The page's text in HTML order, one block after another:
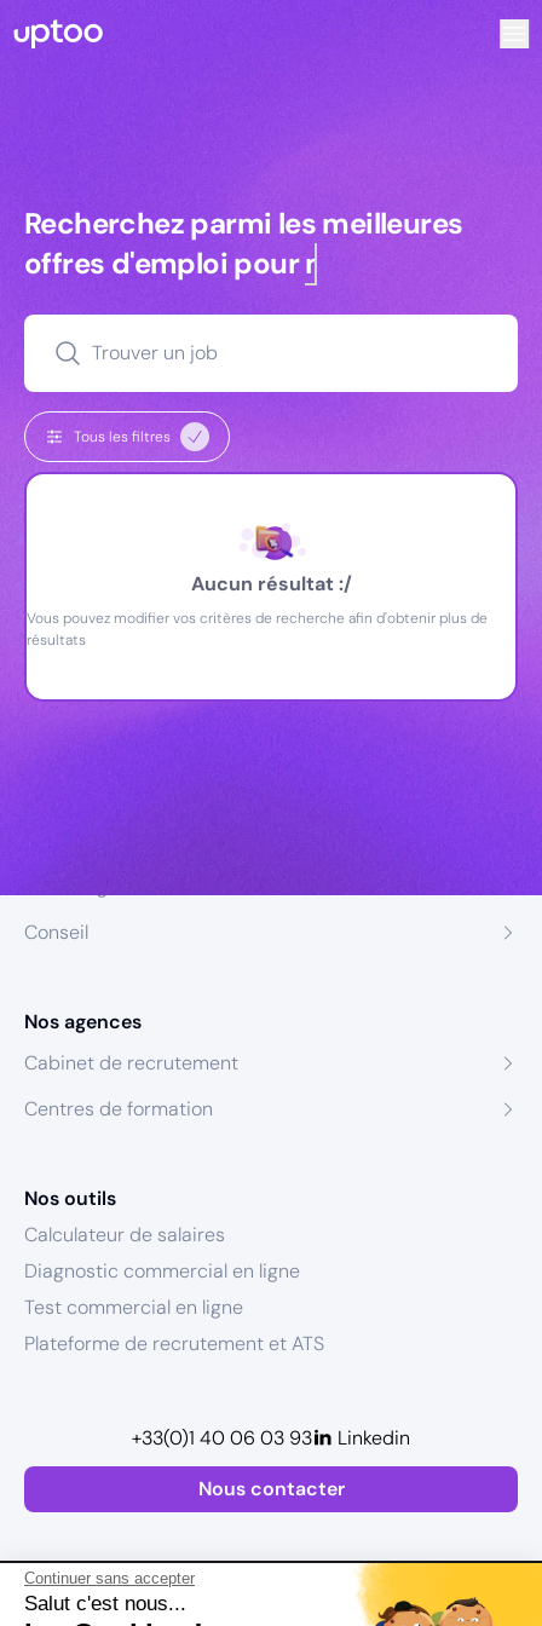
Continuer sans accepter
Salut c'est nous...
Recherchez parmi les meilleures
Recherchez parmi les meilleures
offres d'emploi pourmanagers
Trouver un job
Tous les filtres
Aucun résultat :/
Vous pouvez modifier vos critères de recherche afin d'obtenir plus de
résultats
Conseil
Nos agences
Cabinet de recrutement
Centres de formation
Nos outils
Calculateur de salaires
Diagnostic commercial en ligne
Test commercial en ligne
Plateforme de recrutement et ATS
Nous contacter
+33(0)1 40 06 03 93 Linkedin